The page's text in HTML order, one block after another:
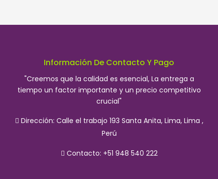
Información De Contacto Y Pago
"Creemos que la calidad es esencial, La entrega a
tiempo un factor importante y un precio competitivo
crucial"
Dirección: Calle el trabajo 193 Santa Anita, Lima, Lima ,
Perú
Contacto: +51 948 540 222